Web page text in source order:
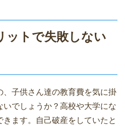
ットで失敗しない
、子供さん達の教育費を気に掛
でしょうか？高校や大学にな
ます。自己破産をしていたと